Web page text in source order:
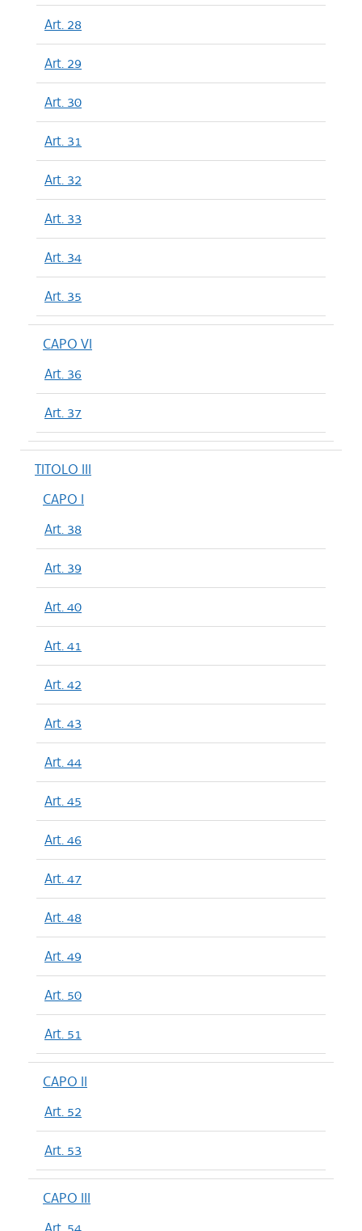
Art. 28
Art. 29
Art. 30
Art. 31
Art. 32
Art. 33
Art. 34
Art. 35
CAPO VI
Art. 36
Art. 37
TITOLO III
CAPO I
Art. 38
Art. 39
Art. 40
Art. 41
Art. 42
Art. 43
Art. 44
Art. 45
Art. 46
Art. 47
Art. 48
Art. 49
Art. 50
Art. 51
CAPO II
Art. 52
Art. 53
CAPO III